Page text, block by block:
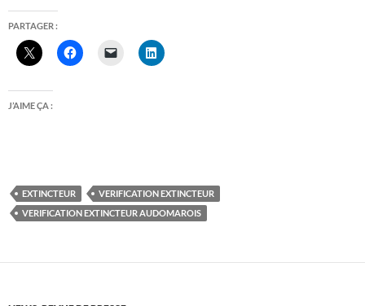
PARTAGER :
J’AIME ÇA :
EXTINCTEUR
VERIFICATION EXTINCTEUR
VERIFICATION EXTINCTEUR AUDOMAROIS